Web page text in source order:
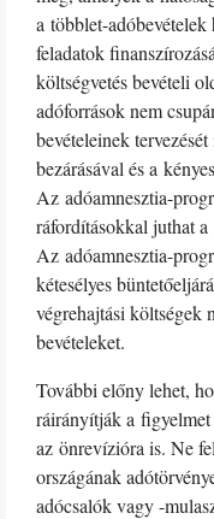
a többlet-
feladatok
költségvetés bevételi
adóforrások nem
bevételeinek
bezárásával és a
Az adóamnesztia-
ráfordításokkal juthat
Az adóamnesztia-
kétesélyes
végrehajtási költségek
bevételeket.
További előny lehet,
ráirányítják a
az önrevízióra is. Ne
országának
adócsalók vagy -